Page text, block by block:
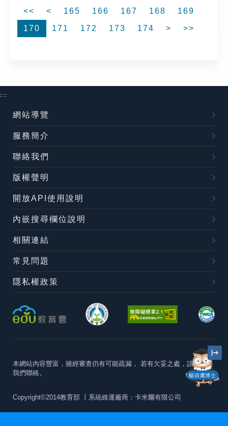
<< < 165 166 167 168
169
170
171 172 173 174 > >>
貓頭鷹博士
:::
網站導覽
服務簡介
聯絡我們
版權聲明
開放API使用說明
內嵌搜尋欄位說明
相關連結
常見問題
隱私權政策
本網站內容豐富，雖經審查仍有可能疏漏， 若有欠妥之處，請隨時與
我們聯絡。
Copyright©2014教育部 丨系統維運廠商：卡米爾有限公司